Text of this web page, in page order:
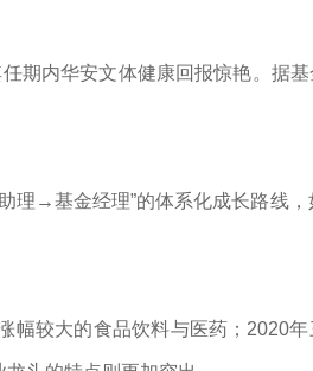
期内华安文体健康回报惊艳。据
理→基金经理”的体系化成长路线，
幅较大的食品饮料与医药；2020